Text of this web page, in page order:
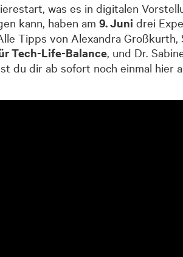
was es in digitalen
kann, haben am 9. Juni drei
Tipps von Alexandra Großkurth,
Tech-Life-Balance, und Dr.
du dir ab sofort noch einmal hier